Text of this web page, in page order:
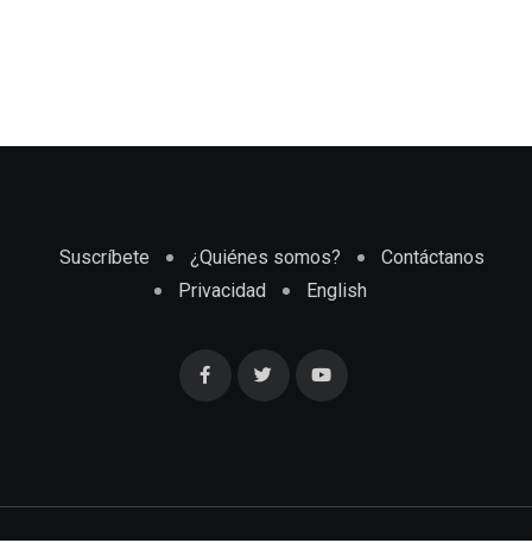
Suscríbete ¿Quiénes somos?
Contáctanos
Privacidad
English